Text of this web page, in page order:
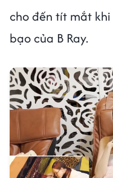
cho đến tít mắt
bạo của B Ray.